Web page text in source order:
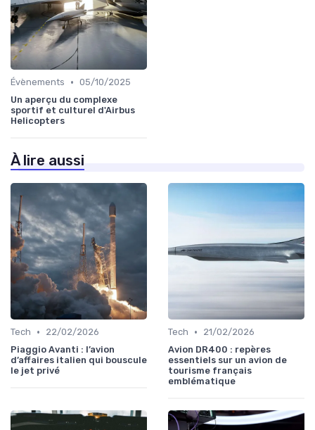
Évènements • 05/10/2025
Un aperçu du complexe
sportif et culturel d'Airbus
Helicopters
À lire aussi
Tech •
22/02/2026
Piaggio Avanti : l’avion
d’affaires italien qui bouscule
le jet privé
Tech •
21/02/2026
Avion DR400 : repères
essentiels sur un avion de
tourisme français
emblématique